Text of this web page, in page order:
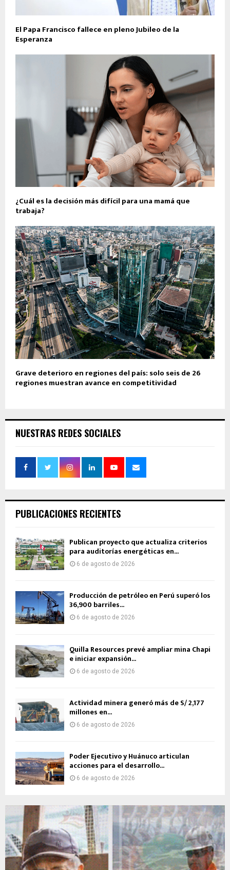
El Papa Francisco fallece en pleno Jubileo de la
Esperanza
¿Cuál es la decisión más difícil para una mamá que
trabaja?
Grave deterioro en regiones del país: solo seis de 26
regiones muestran avance en competitividad
NUESTRAS REDES SOCIALES
PUBLICACIONES RECIENTES
Publican proyecto que actualiza criterios
para auditorías energéticas en...
6 de agosto de 2026
Producción de petróleo en Perú superó los
36,900 barriles...
6 de agosto de 2026
Quilla Resources prevé ampliar mina Chapi
e iniciar expansión...
6 de agosto de 2026
Actividad minera generó más de S/ 2,177
millones en...
6 de agosto de 2026
Poder Ejecutivo y Huánuco articulan
acciones para el desarrollo...
6 de agosto de 2026